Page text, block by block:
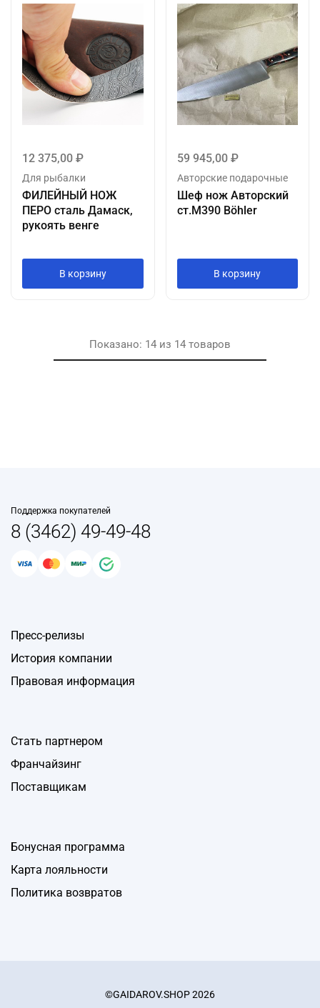
12 375,00 ₽
Для рыбалки
ФИЛЕЙНЫЙ НОЖ
ПЕРО сталь Дамаск,
рукоять венге
В корзину
59 945,00 ₽
Авторские подарочные
Шеф нож Авторский
ст.М390 Böhler
Ручная работа
В корзину
Показано: 14 из 14 товаров
Поддержка покупателей
8 (3462) 49-49-48
Пресс-релизы
История компании
Правовая информация
Стать партнером
Франчайзинг
Поставщикам
Бонусная программа
Карта лояльности
Политика возвратов
©GAIDAROV.SHOP 2026